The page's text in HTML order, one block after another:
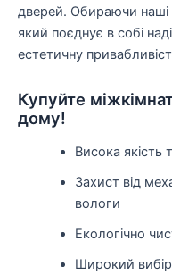
дверей. Обираючи наші
який поєднує в собі
естетичну
Купуйте
дому!
Висока якість
Захист від
вологи
Екологічно
Широкий